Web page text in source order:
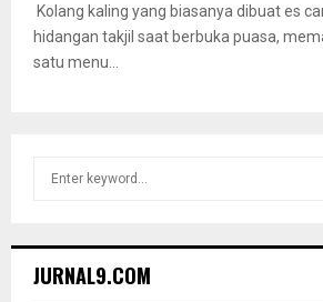
Kolang kaling yang biasanya dibuat es
hidangan takjil saat berbuka puasa,
satu menu...
h
JURNAL9.COM